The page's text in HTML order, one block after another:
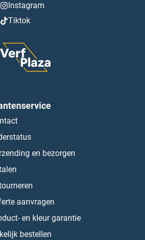
Instagram
Tiktok
en bezorgen
aanvragen
en kleur garantie
bestellen